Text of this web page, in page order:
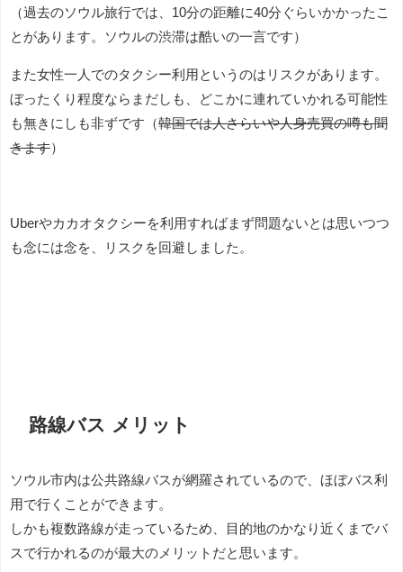
（過去のソウル旅行では、10分の距離に40分ぐらいかかったこ
とがあります。ソウルの渋滞は酷いの一言です）
また女性一人でのタクシー利用というのはリスクがあります。
ぼったくり程度ならまだしも、どこかに連れていかれる可能性
も無きにしも非ずです（韓国では人さらいや人身売買の噂も聞
きます）
Uberやカカオタクシーを利用すればまず問題ないとは思いつつ
も念には念を、リスクを回避しました。
路線バス メリット
ソウル市内は公共路線バスが網羅されているので、ほぼバス利
用で行くことができます。
しかも複数路線が走っているため、目的地のかなり近くまでバ
スで行かれるのが最大のメリットだと思います。